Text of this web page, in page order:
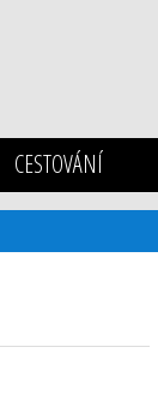
CESTOVÁNÍ